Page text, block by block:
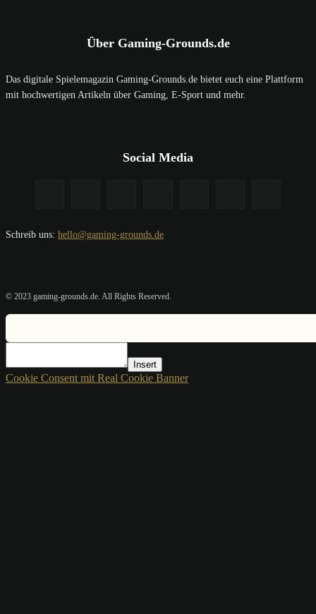
Über Gaming-Grounds.de
Das digitale Spielemagazin Gaming-Grounds.de bietet euch eine Plattform
mit hochwertigen Artikeln über Gaming, E-Sport und mehr.
Social Media
Schreib uns: hello@gaming-grounds.de
© 2023 gaming-grounds.de. All Rights Reserved.
Insert
Cookie Consent mit Real Cookie Banner